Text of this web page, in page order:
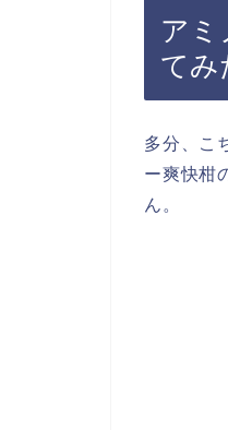
アミ
てみ
多分、こ
ー爽快柑
ん。